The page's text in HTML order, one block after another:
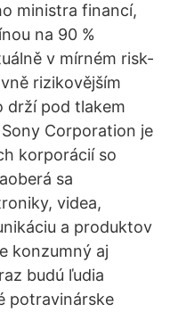
ministra financí,
na 90 %
v mírném risk-
rizikovějším
drží pod tlakem
Corporation je
korporácií so
sa
videa,
a produktov
konzumný aj
budú ľudia
potravinárske